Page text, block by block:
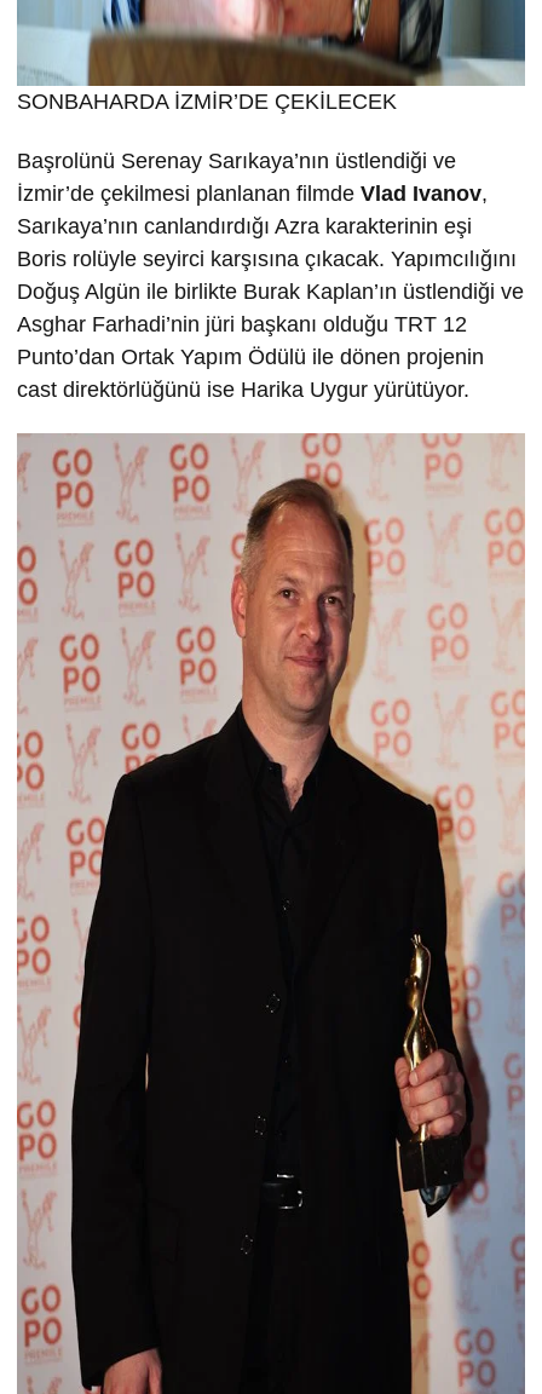
SONBAHARDA İZMİR’DE ÇEKİLECEK
Başrolünü Serenay Sarıkaya’nın üstlendiği ve
İzmir’de çekilmesi planlanan filmde Vlad Ivanov,
Sarıkaya’nın canlandırdığı Azra karakterinin eşi
Boris rolüyle seyirci karşısına çıkacak. Yapımcılığını
Doğuş Algün ile birlikte Burak Kaplan’ın üstlendiği ve
Asghar Farhadi’nin jüri başkanı olduğu TRT 12
Punto’dan Ortak Yapım Ödülü ile dönen projenin
cast direktörlüğünü ise Harika Uygur yürütüyor.